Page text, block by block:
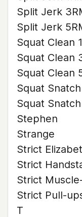
Split Jerk
Split Jerk
Squat Clean
Squat Clean
Squat Clean
Squat
Squat
Stephen
Strange
Strict
Strict
Strict
Strict Pull-
T